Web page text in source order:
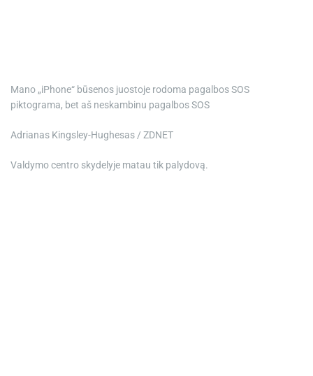
Mano „iPhone“ būsenos juostoje rodoma pagalbos SOS
piktograma, bet aš neskambinu pagalbos SOS
Adrianas Kingsley-Hughesas / ZDNET
Valdymo centro skydelyje matau tik palydovą.